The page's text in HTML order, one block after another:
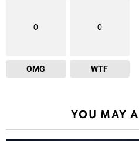
0
OMG
0
WTF
YOU MAY